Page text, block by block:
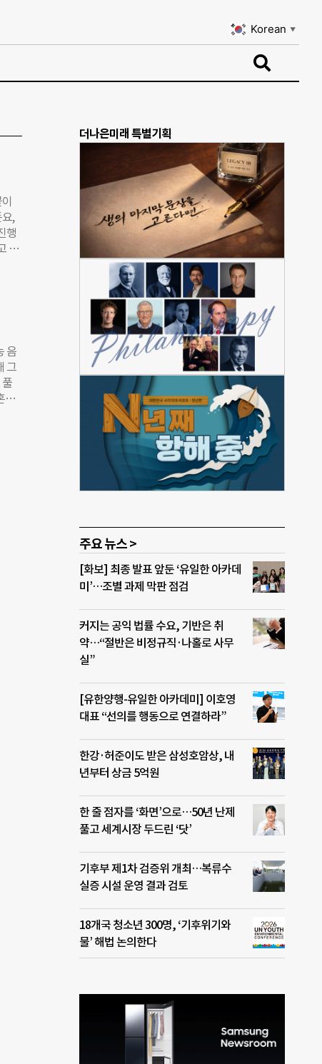
Korean ▼
,
행
얼
갖
두
나
음
그
풀
관
더나은미래 특별기획
주요 뉴스 >
[화보] 최종 발표 앞둔 ‘유일한 아카데
미’…조별 과제 막판 점검
커지는 공익 법률 수요, 기반은 취
약…“절반은 비정규직·나홀로 사무
실”
[유한양행-유일한 아카데미] 이호영
대표 “선의를 행동으로 연결하라”
한강·허준이도 받은 삼성호암상, 내
년부터 상금 5억원
한 줄 점자를 ‘화면’으로…50년 난제
풀고 세계시장 두드린 ‘닷’
기후부 제1차 검증위 개최…복류수
실증 시설 운영 결과 검토
18개국 청소년 300명, ‘기후위기와
물’ 해법 논의한다